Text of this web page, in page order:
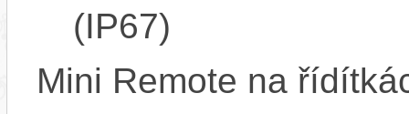
(IP67)
Mini Remote na